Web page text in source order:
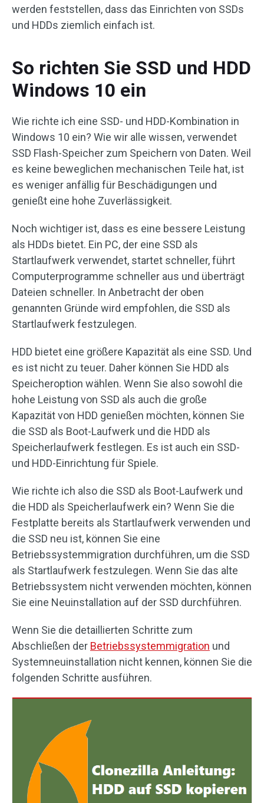
werden feststellen, dass das Einrichten von SSDs
und HDDs ziemlich einfach ist.
So richten Sie SSD und HDD
Windows 10 ein
Wie richte ich eine SSD- und HDD-Kombination in
Windows 10 ein? Wie wir alle wissen, verwendet
SSD Flash-Speicher zum Speichern von Daten. Weil
es keine beweglichen mechanischen Teile hat, ist
es weniger anfällig für Beschädigungen und
genießt eine hohe Zuverlässigkeit.
Noch wichtiger ist, dass es eine bessere Leistung
als HDDs bietet. Ein PC, der eine SSD als
Startlaufwerk verwendet, startet schneller, führt
Computerprogramme schneller aus und überträgt
Dateien schneller. In Anbetracht der oben
genannten Gründe wird empfohlen, die SSD als
Startlaufwerk festzulegen.
HDD bietet eine größere Kapazität als eine SSD. Und
es ist nicht zu teuer. Daher können Sie HDD als
Speicheroption wählen. Wenn Sie also sowohl die
hohe Leistung von SSD als auch die große
Kapazität von HDD genießen möchten, können Sie
die SSD als Boot-Laufwerk und die HDD als
Speicherlaufwerk festlegen. Es ist auch ein SSD-
und HDD-Einrichtung für Spiele.
Wie richte ich also die SSD als Boot-Laufwerk und
die HDD als Speicherlaufwerk ein? Wenn Sie die
Festplatte bereits als Startlaufwerk verwenden und
die SSD neu ist, können Sie eine
Betriebssystemmigration durchführen, um die SSD
als Startlaufwerk festzulegen. Wenn Sie das alte
Betriebssystem nicht verwenden möchten, können
Sie eine Neuinstallation auf der SSD durchführen.
Wenn Sie die detaillierten Schritte zum
Abschließen der Betriebssystemmigration und
Systemneuinstallation nicht kennen, können Sie die
folgenden Schritte ausführen.